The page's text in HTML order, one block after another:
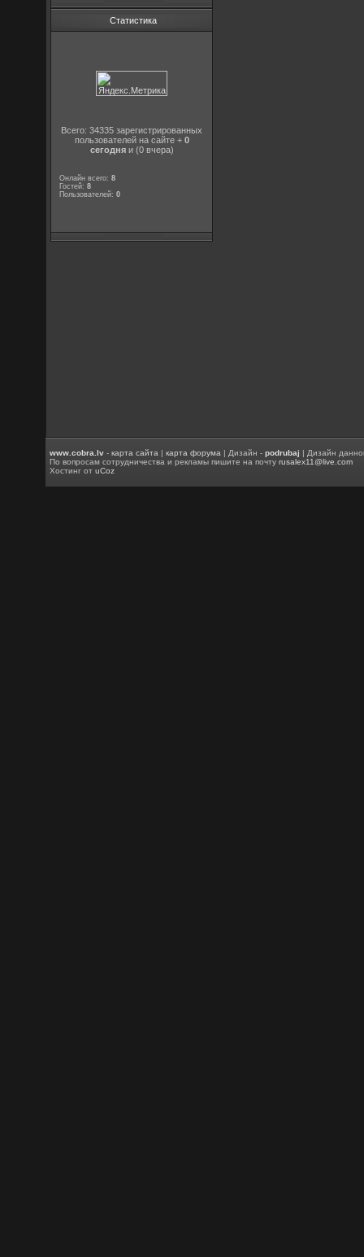
Статистика
Всего: 34335 зарегистрированных
пользователей на сайте + 0
сегодняи (0 вчера)
Онлайн всего:8
Гостей:8
Пользователей:0
www.cobra.lv -карта сайта |карта форума | Дизайн -podrubaj | Дизайн
По вопросам сотрудничества и рекламы пишите на почтуrusalex11@live.com
Хостинг отuCoz